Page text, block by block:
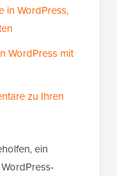
in WordPress,
WordPress mit
zu Ihren
ein